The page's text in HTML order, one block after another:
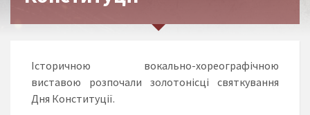
Історичною вокально-хореографічною
виставою розпочали золотонісці святкування
Дня Конституції.